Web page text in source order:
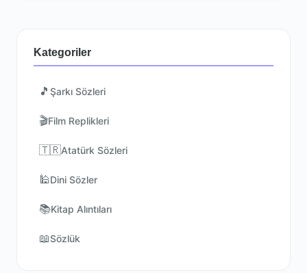
Kategoriler
🎵 Şarkı Sözleri
🎬Film Replikleri
🇹🇷Atatürk Sözleri
🕌Dini Sözler
📚Kitap Alıntıları
📖Sözlük